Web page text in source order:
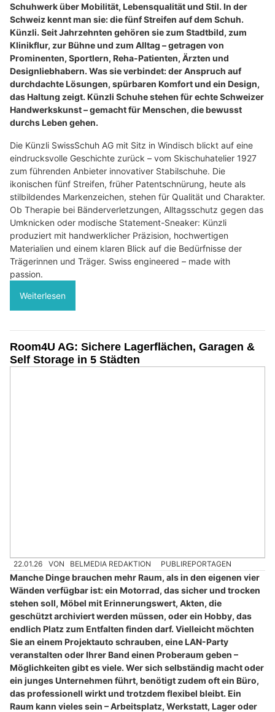
Schuhwerk über Mobilität, Lebensqualität und Stil. In der
Schweiz kennt man sie: die fünf Streifen auf dem Schuh.
Künzli. Seit Jahrzehnten gehören sie zum Stadtbild, zum
Klinikflur, zur Bühne und zum Alltag – getragen von
Prominenten, Sportlern, Reha-Patienten, Ärzten und
Designliebhabern. Was sie verbindet: der Anspruch auf
durchdachte Lösungen, spürbaren Komfort und ein Design,
das Haltung zeigt. Künzli Schuhe stehen für echte Schweizer
Handwerkskunst – gemacht für Menschen, die bewusst
durchs Leben gehen.
Die Künzli SwissSchuh AG mit Sitz in Windisch blickt auf eine
eindrucksvolle Geschichte zurück – vom Skischuhatelier 1927
zum führenden Anbieter innovativer Stabilschuhe. Die
ikonischen fünf Streifen, früher Patentschnürung, heute als
stilbildendes Markenzeichen, stehen für Qualität und Charakter.
Ob Therapie bei Bänderverletzungen, Alltagsschutz gegen das
Umknicken oder modische Statement-Sneaker: Künzli
produziert mit handwerklicher Präzision, hochwertigen
Materialien und einem klaren Blick auf die Bedürfnisse der
Trägerinnen und Träger. Swiss engineered – made with
passion.
Weiterlesen
Room4U AG: Sichere Lagerflächen, Garagen &
Self Storage in 5 Städten
22.01.26 VON BELMEDIA REDAKTION PUBLIREPORTAGEN
Manche Dinge brauchen mehr Raum, als in den eigenen vier
Wänden verfügbar ist: ein Motorrad, das sicher und trocken
stehen soll, Möbel mit Erinnerungswert, Akten, die
geschützt archiviert werden müssen, oder ein Hobby, das
endlich Platz zum Entfalten finden darf. Vielleicht möchten
Sie an einem Projektauto schrauben, eine LAN-Party
veranstalten oder Ihrer Band einen Proberaum geben –
Möglichkeiten gibt es viele. Wer sich selbständig macht oder
ein junges Unternehmen führt, benötigt zudem oft ein Büro,
das professionell wirkt und trotzdem flexibel bleibt. Ein
Raum kann vieles sein – Arbeitsplatz, Werkstatt, Lager oder